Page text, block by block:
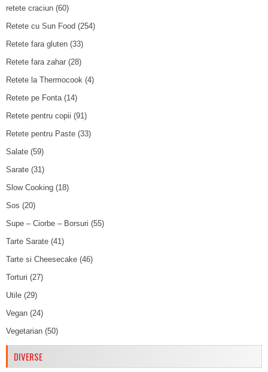
retete craciun (60)
Retete cu Sun Food (254)
Retete fara gluten (33)
Retete fara zahar (28)
Retete la Thermocook (4)
Retete pe Fonta (14)
Retete pentru copii (91)
Retete pentru Paste (33)
Salate (59)
Sarate (31)
Slow Cooking (18)
Sos (20)
Supe – Ciorbe – Borsuri (55)
Tarte Sarate (41)
Tarte si Cheesecake (46)
Torturi (27)
Utile (29)
Vegan (24)
Vegetarian (50)
DIVERSE